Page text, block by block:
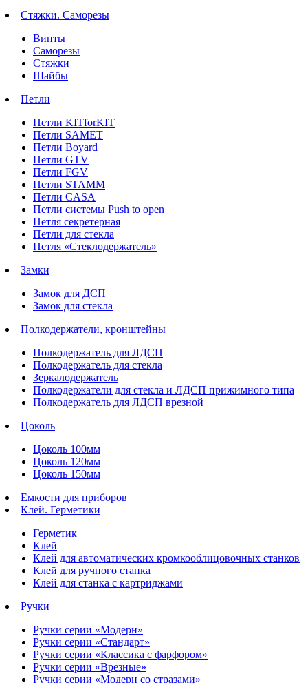
Стяжки. Саморезы
Винты
Саморезы
Стяжки
Шайбы
Петли
Петли KITforKIT
Петли SAMET
Петли Boyard
Петли GTV
Петли FGV
Петли STAMM
Петли CASA
Петли системы Push to open
Петля секретерная
Петли для стекла
Петля «Стеклодержатель»
Замки
Замок для ДСП
Замок для стекла
Полкодержатели, кронштейны
Полкодержатель для ЛДСП
Полкодержатель для стекла
Зеркалодержатель
Полкодержатели для стекла и ЛДСП прижимного типа
Полкодержатель для ЛДСП врезной
Цоколь
Цоколь 100мм
Цоколь 120мм
Цоколь 150мм
Емкости для приборов
Клей. Герметики
Герметик
Клей
Клей для автоматических кромкооблицовочных станков
Клей для ручного станка
Клей для станка с картриджами
Ручки
Ручки серии «Модерн»
Ручки серии «Стандарт»
Ручки серии «Классика с фарфором»
Ручки серии «Врезные»
Ручки серии «Модерн со стразами»